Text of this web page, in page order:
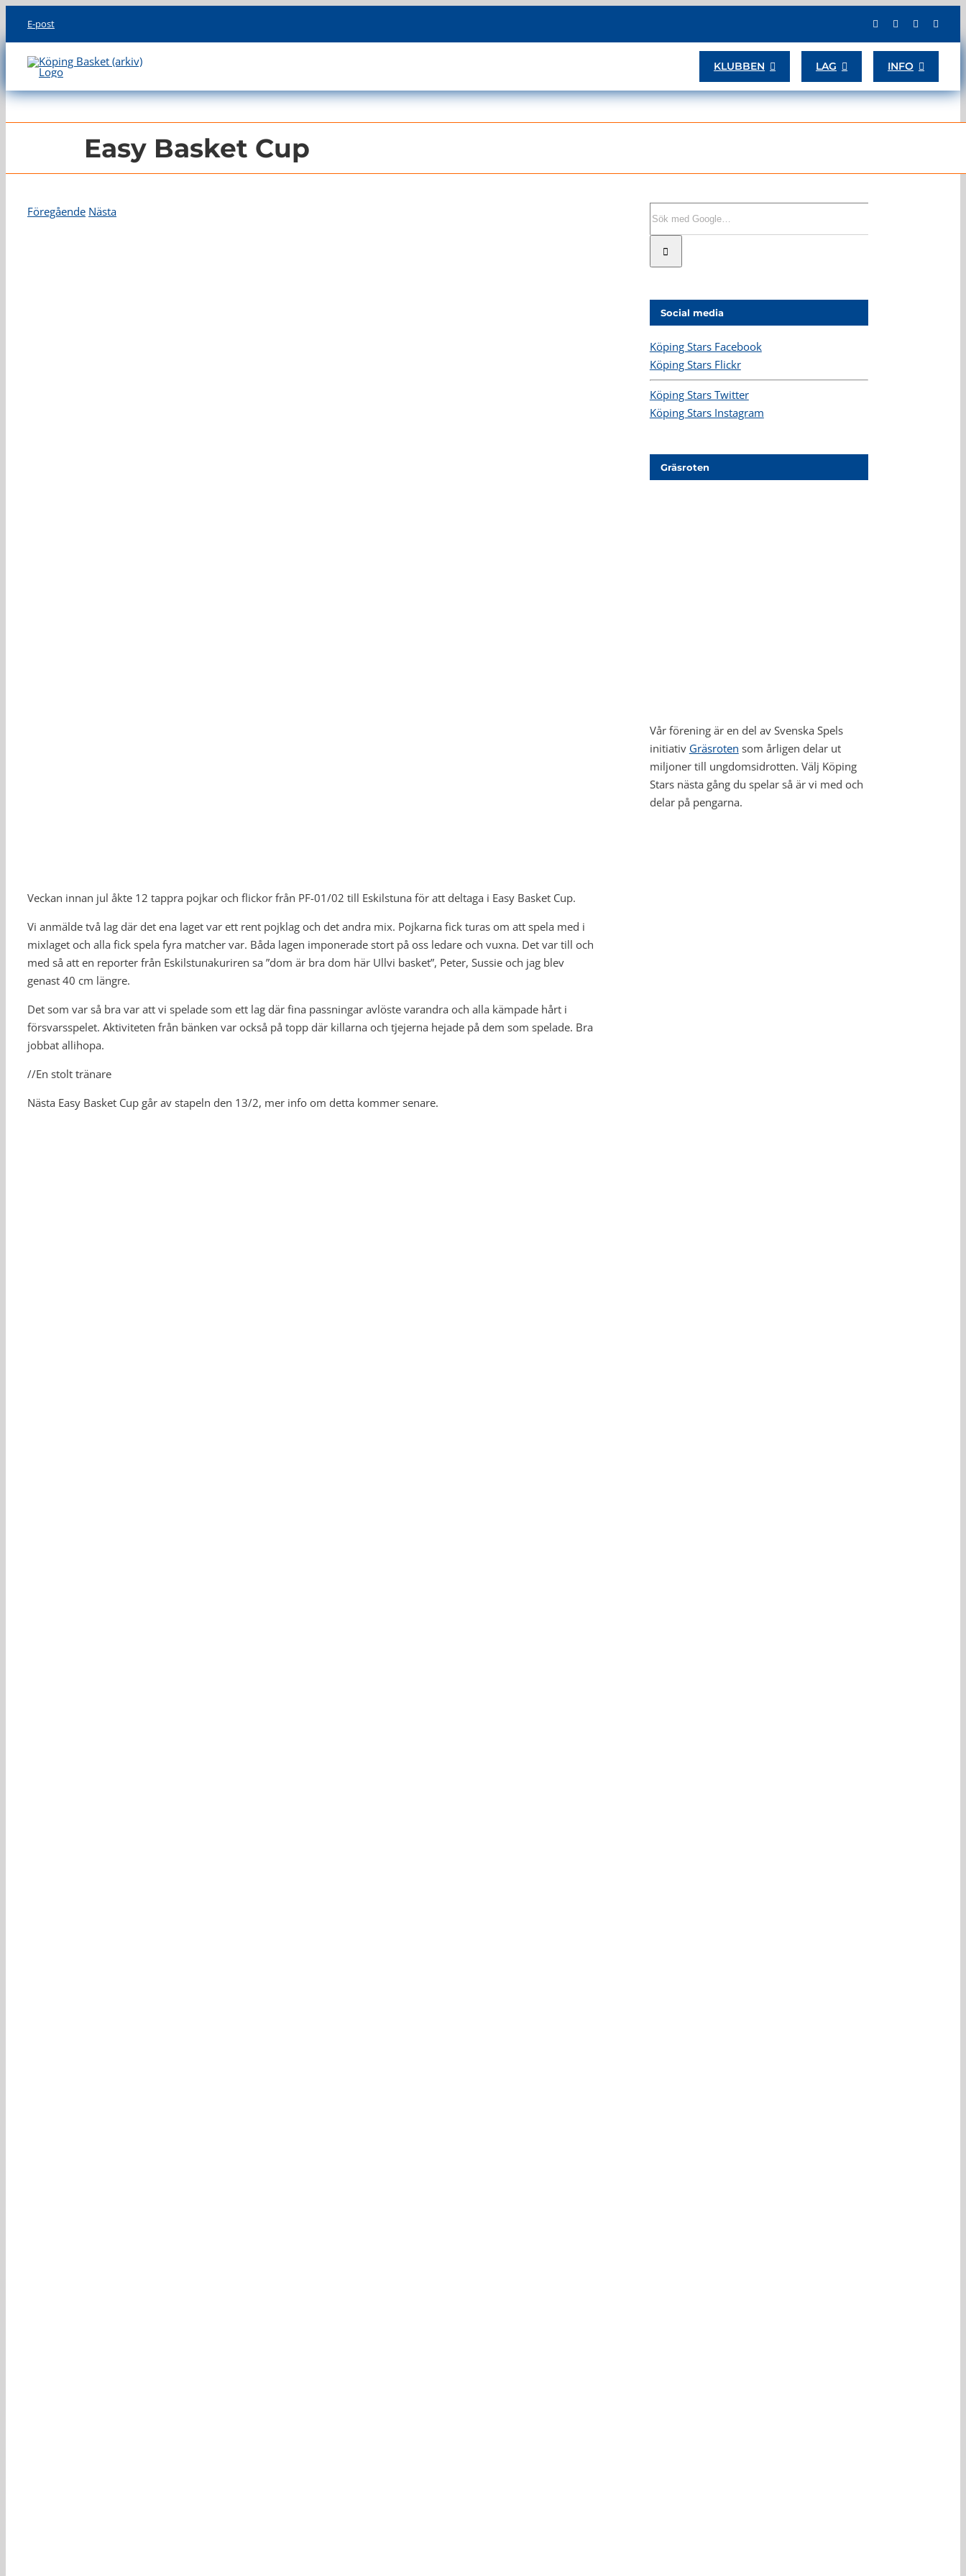
content
E-post
KLUBBEN LAG INFO
Easy Basket Cup
Föregående Nästa
Veckan innan jul åkte 12 tappra pojkar och flickor från PF-01/02 till Eskilstuna för att deltaga i Easy Basket Cup.
Vi anmälde två lag där det ena laget var ett rent pojklag och det andra mix. Pojkarna fick turas om att spela med i
mixlaget och alla fick spela fyra matcher var. Båda lagen imponerade stort på oss ledare och vuxna. Det var till och
med så att en reporter från Eskilstunakuriren sa ”dom är bra dom här Ullvi basket”, Peter, Sussie och jag blev
genast 40 cm längre.
Det som var så bra var att vi spelade som ett lag där fina passningar avlöste varandra och alla kämpade hårt i
försvarsspelet. Aktiviteten från bänken var också på topp där killarna och tjejerna hejade på dem som spelade. Bra
jobbat allihopa.
//En stolt tränare
Nästa Easy Basket Cup går av stapeln den 13/2, mer info om detta kommer senare.
Social media
Köping Stars Facebook
Köping Stars Flickr
Köping Stars Twitter
Köping Stars Instagram
Gräsroten
Vår förening är en del av Svenska Spels
initiativ Gräsroten som årligen delar ut
miljoner till ungdomsidrotten. Välj Köping
Stars nästa gång du spelar så är vi med och
delar på pengarna.